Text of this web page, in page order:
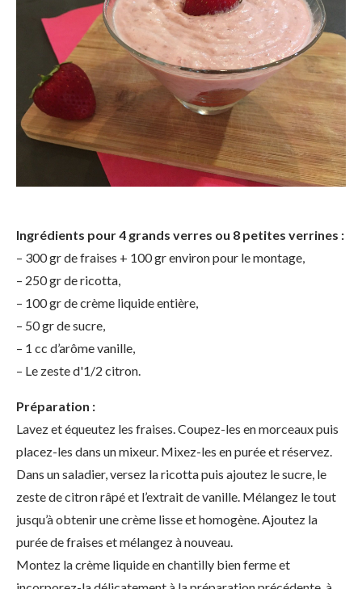
Ingrédients pour 4 grands verres ou 8 petites verrines :
– 300 gr de fraises + 100 gr environ pour le montage,
– 250 gr de ricotta,
– 100 gr de crème liquide entière,
– 50 gr de sucre,
– 1 cc d’arôme vanille,
– Le zeste d'1/2 citron.
Préparation :
Lavez et équeutez les fraises. Coupez-les en morceaux puis
placez-les dans un mixeur. Mixez-les en purée et réservez.
Dans un saladier, versez la ricotta puis ajoutez le sucre, le
zeste de citron râpé et l’extrait de vanille. Mélangez le tout
jusqu’à obtenir une crème lisse et homogène. Ajoutez la
purée de fraises et mélangez à nouveau.
Montez la crème liquide en chantilly bien ferme et